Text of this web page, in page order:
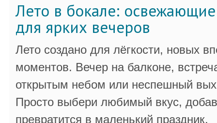
Лето в бокале:
для ярких вечеров
Лето создано для лёгкости, новых
моментов. Вечер на балконе,
открытым небом или неспешный
Просто выбери любимый вкус,
превратится в маленький праздник.